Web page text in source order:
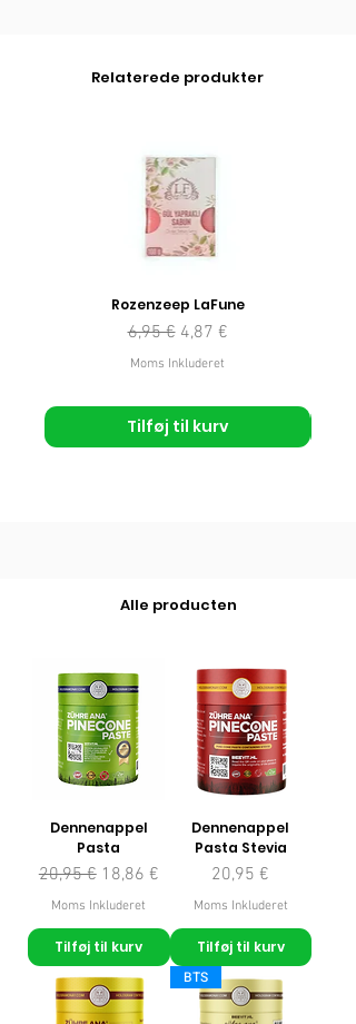
Relaterede produkter
Rozenzeep LaFune
Regulær pris
6,95 € Salgspris
4,87 €
Moms Inkluderet
Tilføj til kurv
Alle producten
Dennenappel
Pasta
Regulær pris
20,95 € Salgspris
18,86 €
Moms Inkluderet
Tilføj til kurv
Dennenappel
Pasta Stevia
Pris
20,95 €
Moms Inkluderet
Tilføj til kurv
BTS